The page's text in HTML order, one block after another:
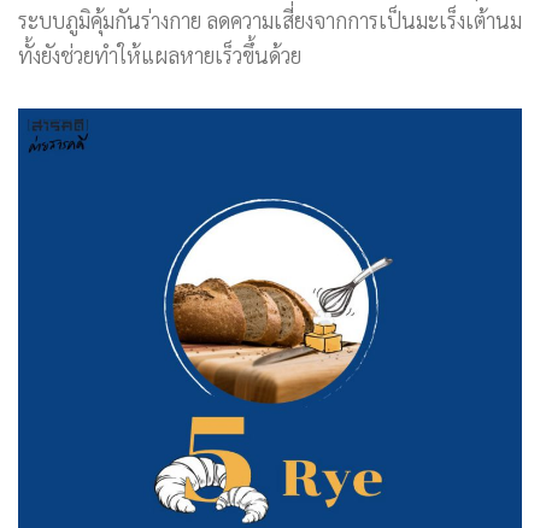
ระบบภูมิคุ้มกันร่างกาย ลดความเสี่ยงจากการเป็นมะเร็งเต้านม
ทั้งยังช่วยทำให้แผลหายเร็วขึ้นด้วย